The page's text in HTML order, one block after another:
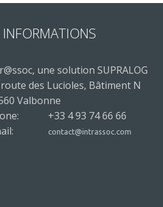
INFORMATIONS
une solution SUPRALOG
des Lucioles, Bâtiment N
Valbonne
+33 4 93 74 66 66
contact@intrassoc.com